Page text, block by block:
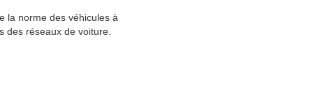
la norme des véhicules à
des réseaux de voiture.